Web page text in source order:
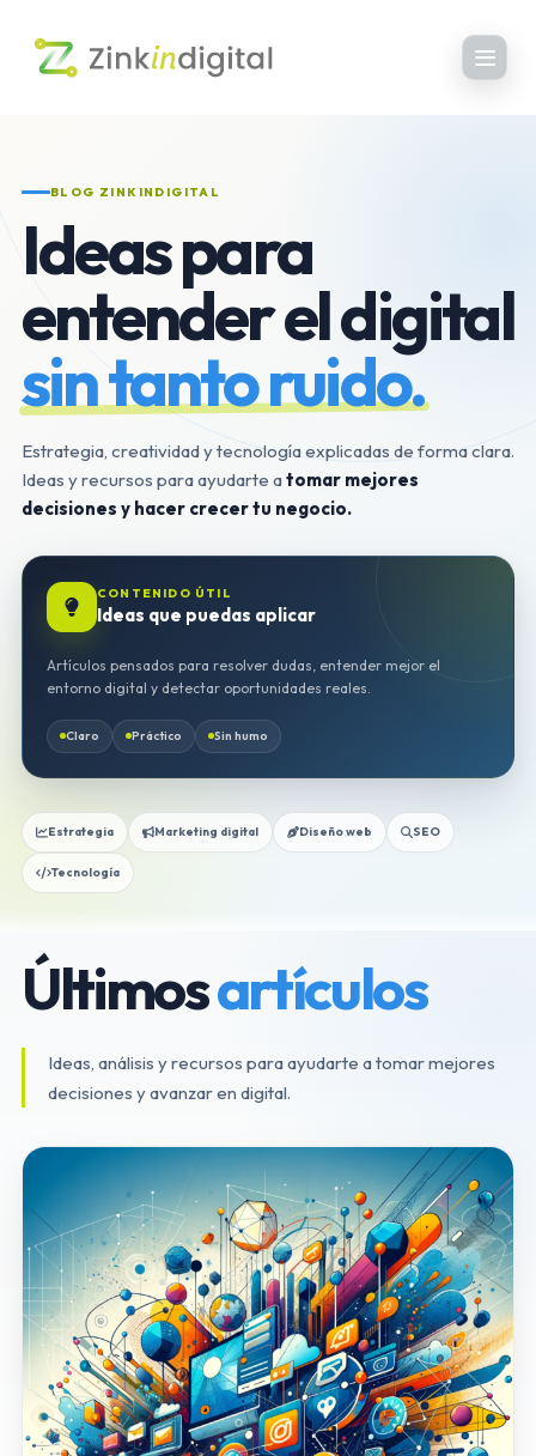
BLOG ZINKINDIGITAL
Ideas para
entender el digital
sin tanto ruido.
Estrategia, creatividad y tecnología explicadas de forma clara.
Ideas y recursos para ayudarte atomar mejores
decisiones y hacer crecer tu negocio.
CONTENIDO ÚTIL
Ideas que puedas aplicar
Artículos pensados para resolver dudas, entender mejor el
entorno digital y detectar oportunidades reales.
Claro Práctico Sin humo
Estrategia Marketing digital Diseño web SEO
Tecnología
Últimosartículos
Ideas, análisis y recursos para ayudarte a tomar mejores
decisiones y avanzar en digital.